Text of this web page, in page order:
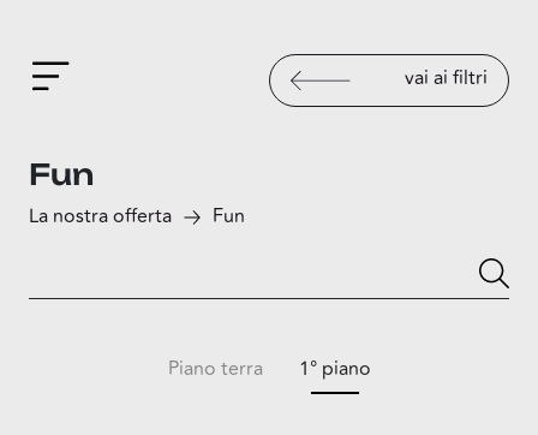
vai ai filtri
Fun
La nostra offerta Fun
Piano terra 1° piano